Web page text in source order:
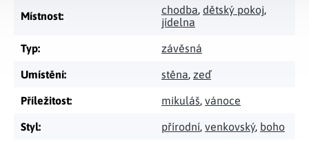
Místnost: chodba, dětský pokoj,
jídelna
Typ: závěsná
Umístění: stěna, zeď
Příležitost: mikuláš, vánoce
Styl: přírodní, venkovský, boho